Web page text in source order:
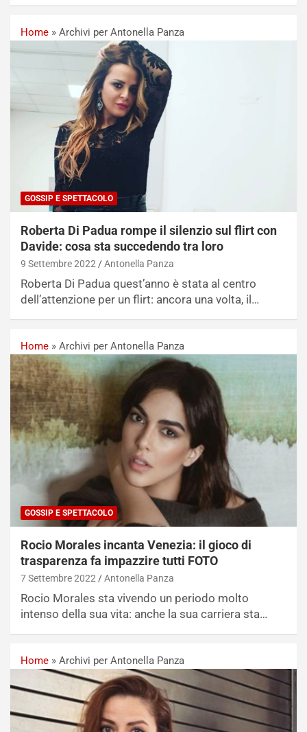
Home » Archivi per Antonella Panza
GOSSIP E SPETTACOLO
Roberta Di Padua rompe il silenzio sul flirt con
Davide: cosa sta succedendo tra loro
9 Settembre 2022 Antonella Panza
Roberta Di Padua quest’anno è stata al centro
dell’attenzione per un flirt: ancora una volta, il…
Home » Archivi per Antonella Panza
GOSSIP E SPETTACOLO
Rocio Morales incanta Venezia: il gioco di
trasparenza fa impazzire tutti FOTO
7 Settembre 2022 Antonella Panza
Rocio Morales sta vivendo un periodo molto
intenso della sua vita: anche la sua carriera sta…
Home » Archivi per Antonella Panza